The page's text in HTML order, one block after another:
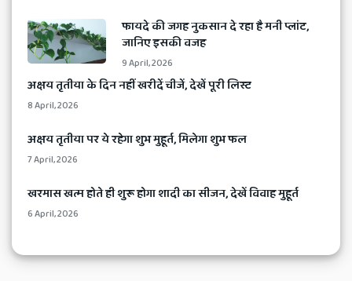
​फायदे की जगह नुकसान दे रहा है मनी प्लांट,
जानिए इसकी वजह
9 April, 2026
अक्षय तृतीया के दिन नहीं खरीदें चीजें, देखें पूरी लिस्ट
8 April, 2026
​अक्षय तृतीया पर ये रहेगा शुभ मुहूर्त, मिलेगा शुभ फल
7 April, 2026
​खरमास खत्म होते ही शुरू होगा शादी का सीजन, देखें विवाह मुहूर्त
6 April, 2026